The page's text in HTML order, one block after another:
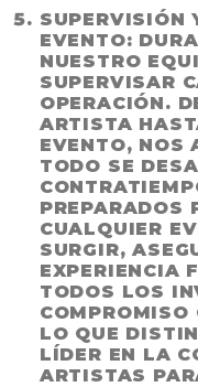
SUPERVISIÓN
EVENTO:
NUESTRO
SUPERVISAR
OPERACIÓN.
ARTISTA
EVENTO, NOS
TODO SE
PREPARADOS
CUALQUIER
SURGIR,
EXPERIENCIA
TODOS LOS
COMPROMISO
LO QUE
LÍDER EN LA
ARTISTAS